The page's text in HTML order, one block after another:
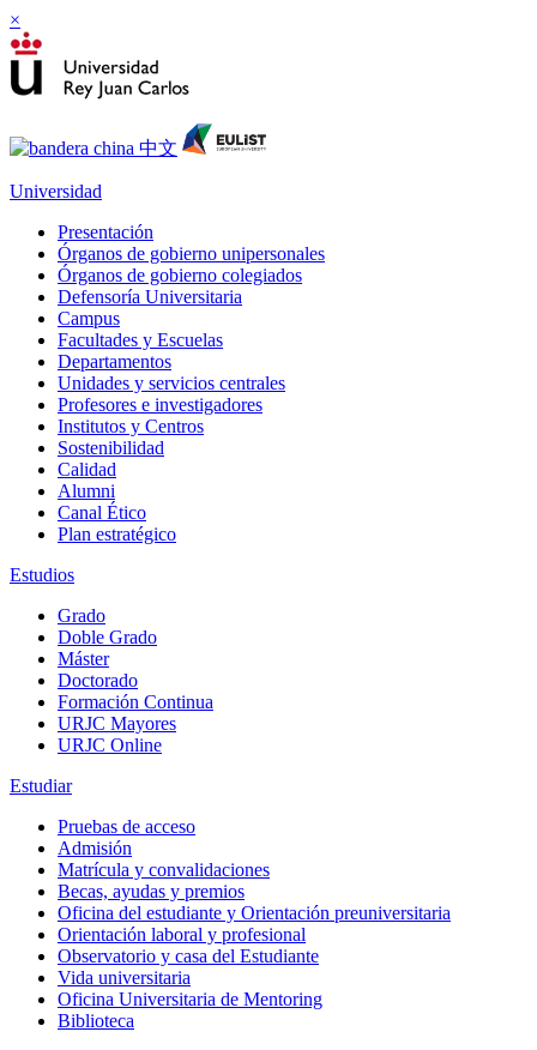
×
Universidad
Presentación
Órganos de gobierno unipersonales
Órganos de gobierno colegiados
Defensoría Universitaria
Campus
Facultades y Escuelas
Departamentos
Unidades y servicios centrales
Profesores e investigadores
Institutos y Centros
Sostenibilidad
Calidad
Alumni
Canal Ético
Plan estratégico
Estudios
Grado
Doble Grado
Máster
Doctorado
Formación Continua
URJC Mayores
URJC Online
Estudiar
Pruebas de acceso
Admisión
Matrícula y convalidaciones
Becas, ayudas y premios
Oficina del estudiante y Orientación preuniversitaria
Orientación laboral y profesional
Observatorio y casa del Estudiante
Vida universitaria
Oficina Universitaria de Mentoring
Biblioteca